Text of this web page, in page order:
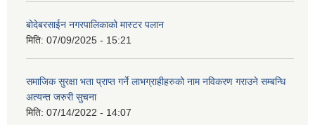
बोदेबरसाईन नगरपालिकाको मास्टर पलान
मिति: 07/09/2025 - 15:21
समाजिक सुरक्षा भता प्राप्त गर्ने लाभग्राहीहरुको नाम नविकरण गराउने सम्बन्धि
अत्यन्त जरुरी सुचना
मिति: 07/14/2022 - 14:07